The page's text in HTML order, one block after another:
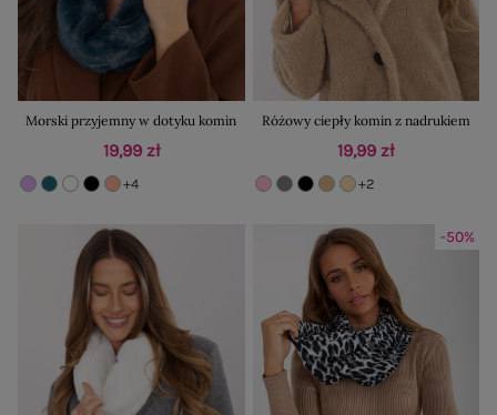
Morski przyjemny w dotyku komin
19,99 zł
+4
Różowy ciepły komin z nadrukiem
19,99 zł
+2
-50%